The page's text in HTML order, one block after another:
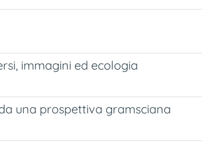
immagini ed ecologia
una prospettiva gramsciana